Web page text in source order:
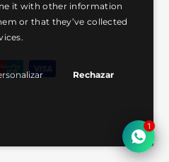
it with other information
or that they’ve collected
Rechazar